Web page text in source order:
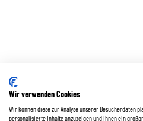
Wir verwenden Cookies
Wir können diese zur Analyse unserer Besucherdaten
personalisierte Inhalte anzuzeigen und Ihnen ein